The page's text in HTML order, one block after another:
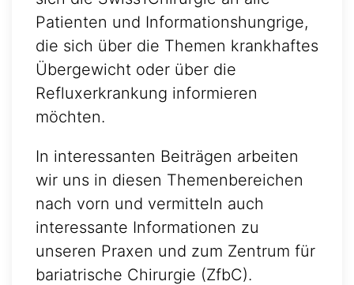
Patienten und Informationshungrige,
die sich über die Themen krankhaftes
Übergewicht oder über die
Refluxerkrankung informieren
möchten.
In interessanten Beiträgen arbeiten
wir uns in diesen Themenbereichen
nach vorn und vermitteln auch
interessante Informationen zu
unseren Praxen und zum Zentrum für
bariatrische Chirurgie (ZfbC).